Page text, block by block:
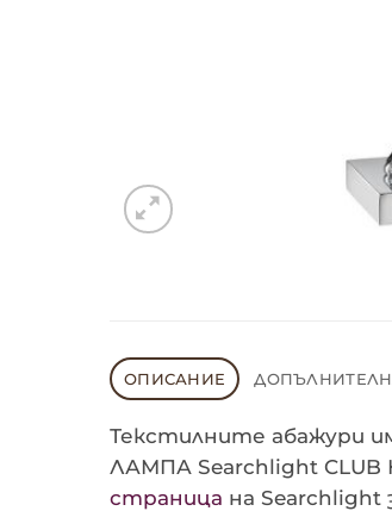
ОПИСАНИЕ
Текстилните абажури
ЛАМПА Searchlight CLUB
страница на Searchlight